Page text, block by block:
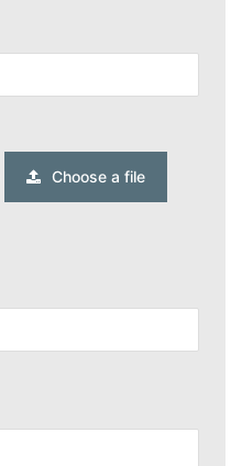
Choose a file